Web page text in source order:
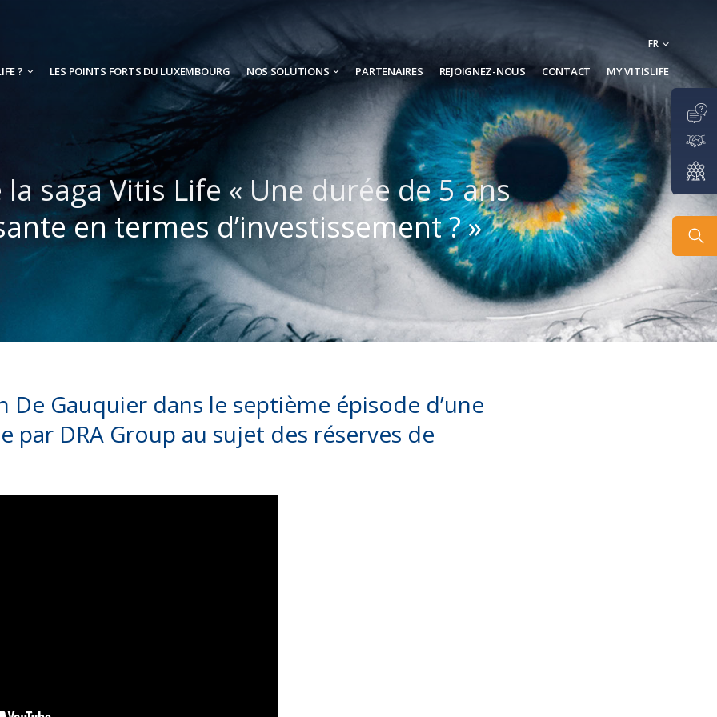
FR
? LES POINTS FORTS DU LUXEMBOURG NOS SOLUTIONS PARTENAIRES REJOIGNEZ-NOUS CONTACT MY VITISLIFE
saga Vitis Life « Une durée de 5 ans
en termes d’investissement ? »
De Gauquier dans le septième épisode d’une
par DRA Group au sujet des réserves de